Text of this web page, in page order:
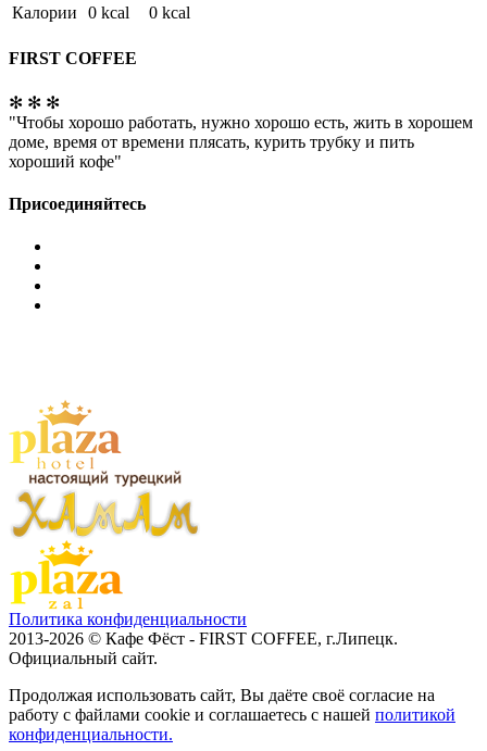
Калории
0 kcal 0 kcal
FIRST COFFEE
✻ ✻ ✻
"Чтобы хорошо работать, нужно хорошо есть, жить в хорошем
доме, время от времени плясать, курить трубку и пить
хороший кофе"
Присоединяйтесь
Политика конфиденциальности
2013-2026 © Кафе Фёст - FIRST COFFEE, г.Липецк.
Официальный сайт.
Продолжая использовать сайт, Вы даёте своё согласие на
работу с файлами cookie и соглашаетесь с нашей политикой
конфиденциальности.